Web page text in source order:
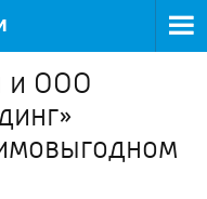
и ООО